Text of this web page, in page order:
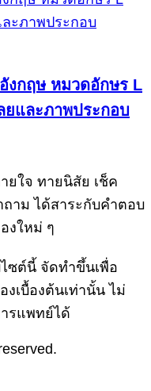
งกฤษ หมวดอักษร L
และภาพประกอบ
ยใจ ทายนิสัย เช็ค
าม ได้สาระกับคำตอบ
งใหม่ ๆ
ซต์นี้ จัดทำขึ้นเพื่อ
งเบื้องต้นเท่านั้น ไม่
รแพทย์ได้